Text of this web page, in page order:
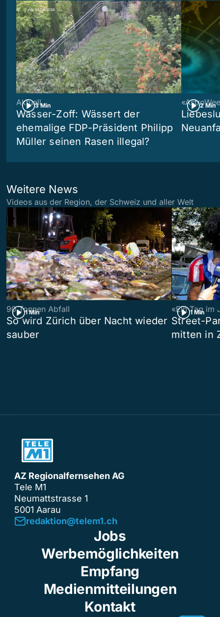
3 Min
Aktuell
Wasser-Zoff: Wässert der
ehemalige FDP-Präsident Philipp
Müller seinen Rasen illegal?
2 Min
Weitere News
Videos aus der Region, der Schweiz und aller Welt
1 Min
90 Tonnen Abfall
So wird Zürich über Nacht wieder
sauber
1 Min
«Ein Tag im
Street-
mitten in
AZ Regionalfernsehen AG
Tele M1
Neumattstrasse 1
5001 Aarau
redaktion@telem1.ch
Jobs
Werbemöglichkeiten
Empfang
Medienmitteilungen
Kontakt